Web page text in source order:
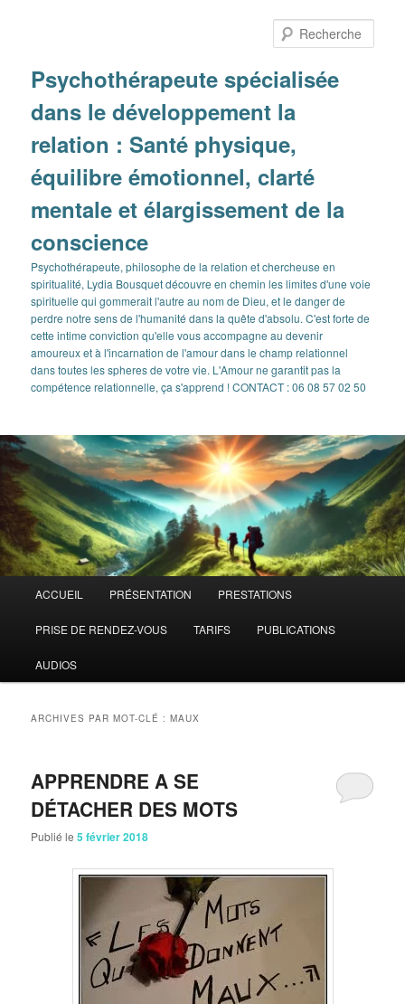
Psychothérapeute spécialisée
dans le développement la
relation : Santé physique,
équilibre émotionnel, clarté
mentale et élargissement de la
conscience
Psychothérapeute, philosophe de la relation et chercheuse en
spiritualité, Lydia Bousquet découvre en chemin les limites d'une voie
spirituelle qui gommerait l'autre au nom de Dieu, et le danger de
perdre notre sens de l'humanité dans la quête d'absolu. C'est forte de
cette intime conviction qu'elle vous accompagne au devenir
amoureux et à l'incarnation de l'amour dans le champ relationnel
dans toutes les spheres de votre vie. L'Amour ne garantit pas la
compétence relationnelle, ça s'apprend ! CONTACT : 06 08 57 02 50
principal
ACCUEIL PRÉSENTATION PRESTATIONS
PRISE DE RENDEZ-VOUS TARIFS PUBLICATIONS
AUDIOS
ARCHIVES PAR MOT-CLÉ :MAUX
APPRENDRE A SE
DÉTACHER DES MOTS
Publié le5 février 2018